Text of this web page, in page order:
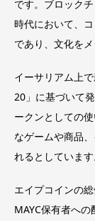
です。ブロック
時代において、
であり、文化を
イーサリアム上
20」に基づいて
ークンとしての
なゲームや商品
れるとしています
エイプコインの
MAYC保有者へ